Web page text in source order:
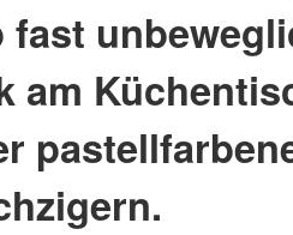
fast
am